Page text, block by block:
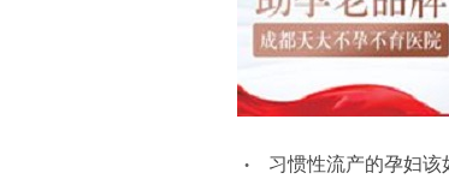
• 习惯性流产的孕妇该